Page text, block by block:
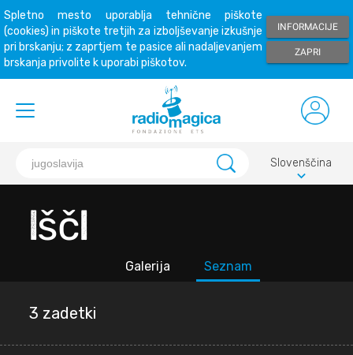
Spletno mesto uporablja tehnične piškote
(cookies) in piškote tretjih za izboljševanje izkušnje
pri brskanju; z zaprtjem te pasice ali nadaljevanjem
brskanja privolite k uporabi piškotov.
INFORMACIJE
ZAPRI
Slovenščina
keyboard_arrow_down
Išči
Galerija Seznam
3 zadetki